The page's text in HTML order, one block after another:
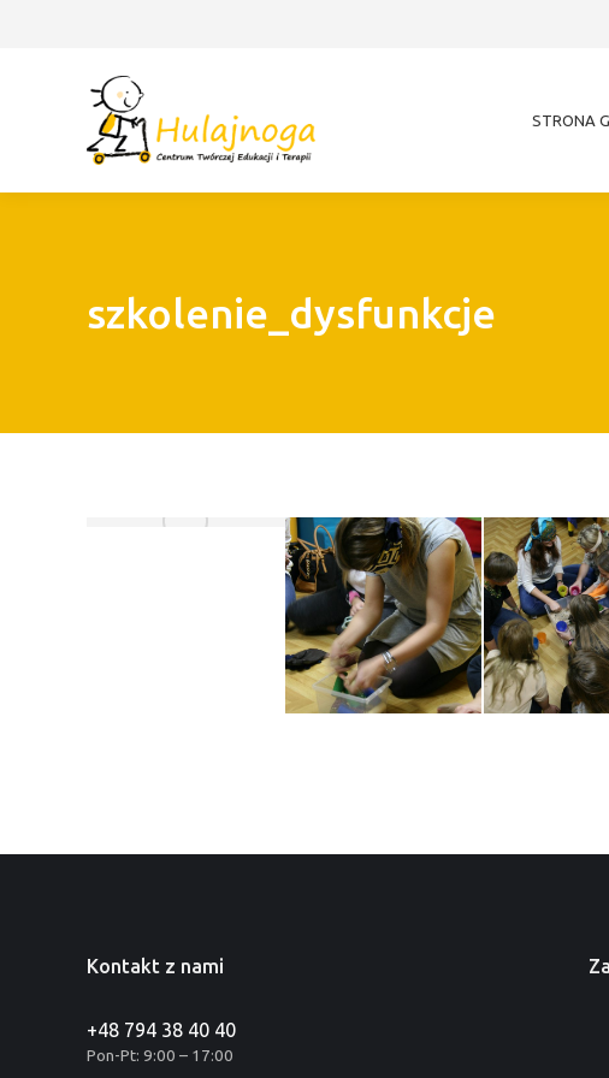
STRONA
szkolenie_dysfunkcje
Kontakt z nami
+48 794 38 40 40
Pon-Pt: 9:00 – 17:00